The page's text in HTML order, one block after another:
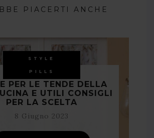
PIACERTI ANCHE
STYLE
PILLS
PER LE TENDE DELLA
E UTILI CONSIGLI
PER LA SCELTA
8 Giugno 2023